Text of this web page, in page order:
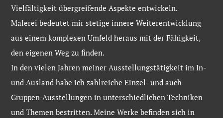
Vielfältigkeit übergreifende Aspekte entwickeln.
Malerei bedeutet mir stetige innere Weiterentwicklung
aus einem komplexen Umfeld heraus mit der Fähigkeit,
den eigenen Weg zu finden.
In den vielen Jahren meiner Ausstellungstätigkeit im In-
und Ausland habe ich zahlreiche Einzel- und auch
Gruppen-Ausstellungen in unterschiedlichen Techniken
und Themen bestritten. Meine Werke befinden sich in